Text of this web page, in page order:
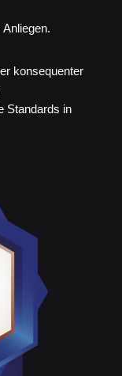
konsequenter
Standards in